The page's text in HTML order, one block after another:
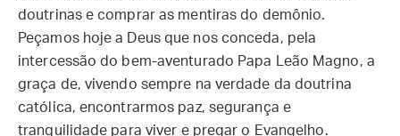
doutrinas e comprar as mentiras do demônio.
Peçamos hoje a Deus que nos conceda, pela
intercessão do bem-aventurado Papa Leão Magno, a
graça de, vivendo sempre na verdade da doutrina
católica, encontrarmos paz, segurança e
tranquilidade para viver e pregar o Evangelho.